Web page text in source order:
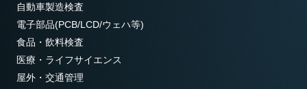
自動車製造検査
電子部品(PCB/LCD/ウェハ等)
食品・飲料検査
医療・ライフサイエンス
屋外・交通管理